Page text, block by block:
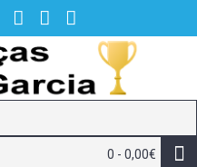
0 - 0,00€